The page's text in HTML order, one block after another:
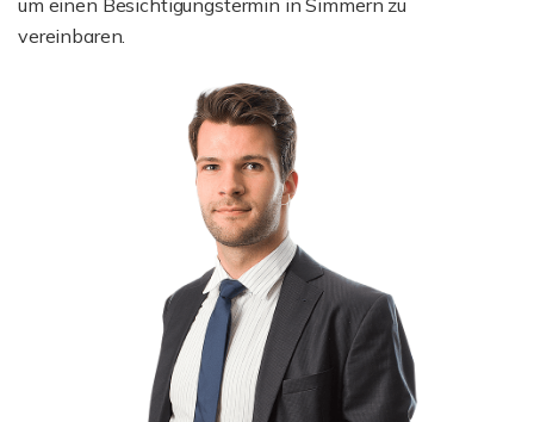
um einen Besichtigungstermin in Simmern zu
vereinbaren.